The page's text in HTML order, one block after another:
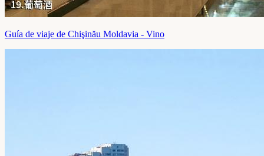
Guía de viaje de Chişinău Moldavia - Vino